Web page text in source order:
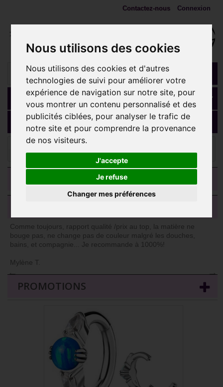
Nous utilisons des cookies
Nous utilisons des cookies et d'autres
technologies de suivi pour améliorer votre
expérience de navigation sur notre site, pour
vous montrer un contenu personnalisé et des
publicités ciblées, pour analyser le trafic de
notre site et pour comprendre la provenance
de nos visiteurs.
J'accepte
Je refuse
Changer mes préférences
Connexion
Contactez-nous
Panier (vide)
MENU
Bijoux bananes nombril
nombril avec strass opale et 2 strass acier 316L BNH 018
Comme toujours, rapport qualité /prix au top, la matière ne
bouge pas, ne change pas de couleur malgré les douches,
bains, et compagnie... Je recommande à 1000%!
Mylène T.
→
←
PROMOTIONS